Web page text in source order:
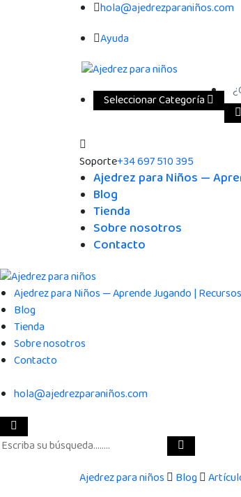
hola@ajedrezparaniños.com
Ayuda
Seleccionar Categoría
Soporte+34 697 510 395
Ajedrez para Niños —
Blog
Tienda
Sobre nosotros
Contacto
Ajedrez para Niños — Aprende Jugando |
Blog
Tienda
Sobre nosotros
Contacto
hola@ajedrezparaniños.com
Ajedrez para niños Blog